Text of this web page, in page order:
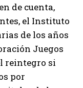
de cuenta,
el Instituto
de los años
Juegos
reintegro si
por